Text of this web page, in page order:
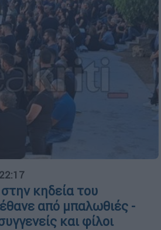
κηδεία του
από μπαλωθιές -
και φίλοι